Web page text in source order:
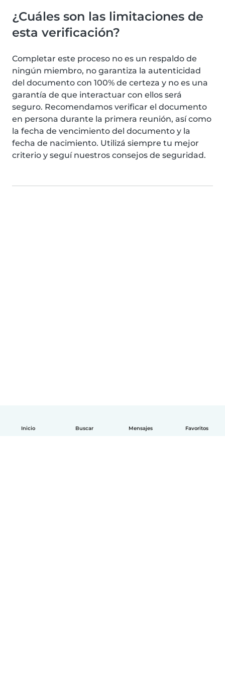
Inicio Buscar Mensajes Favoritos
¿Cuáles son las limitaciones de
esta verificación?
Completar este proceso no es un respaldo de
ningún miembro, no garantiza la autenticidad
del documento con 100% de certeza y no es una
garantía de que interactuar con ellos será
seguro. Recomendamos verificar el documento
en persona durante la primera reunión, así como
la fecha de vencimiento del documento y la
fecha de nacimiento. Utilizá siempre tu mejor
criterio y seguí nuestros consejos de seguridad.